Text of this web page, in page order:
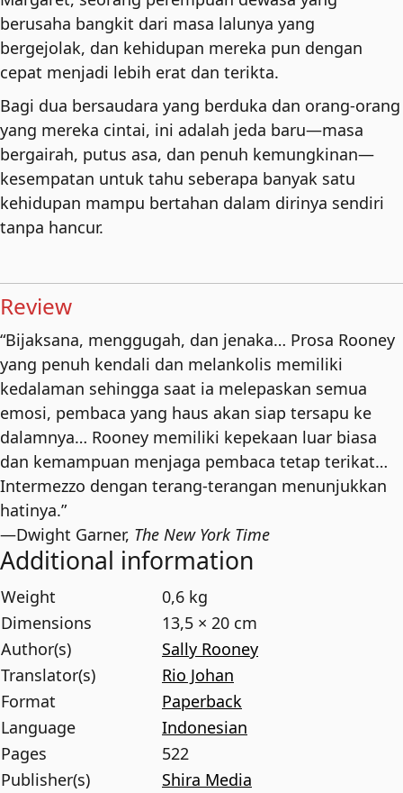
berusaha bangkit dari masa lalunya yang
bergejolak, dan kehidupan mereka pun dengan
cepat menjadi lebih erat dan terikta.
Bagi dua bersaudara yang berduka dan orang-orang
yang mereka cintai, ini adalah jeda baru—masa
bergairah, putus asa, dan penuh kemungkinan—
kesempatan untuk tahu seberapa banyak satu
kehidupan mampu bertahan dalam dirinya sendiri
tanpa hancur.
Review
“Bijaksana, menggugah, dan jenaka… Prosa Rooney
yang penuh kendali dan melankolis memiliki
kedalaman sehingga saat ia melepaskan semua
emosi, pembaca yang haus akan siap tersapu ke
dalamnya… Rooney memiliki kepekaan luar biasa
dan kemampuan menjaga pembaca tetap terikat…
Intermezzo dengan terang-terangan menunjukkan
hatinya.”
—Dwight Garner, The New York Time
Additional information
Weight
0,6 kg
Dimensions
13,5 × 20 cm
Author(s)
Sally Rooney
Translator(s)
Rio Johan
Format
Paperback
Language
Indonesian
Pages
522
Publisher(s)
Shira Media